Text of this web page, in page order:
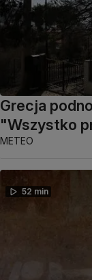
Grecja
"Wszystko
METEO
52 min